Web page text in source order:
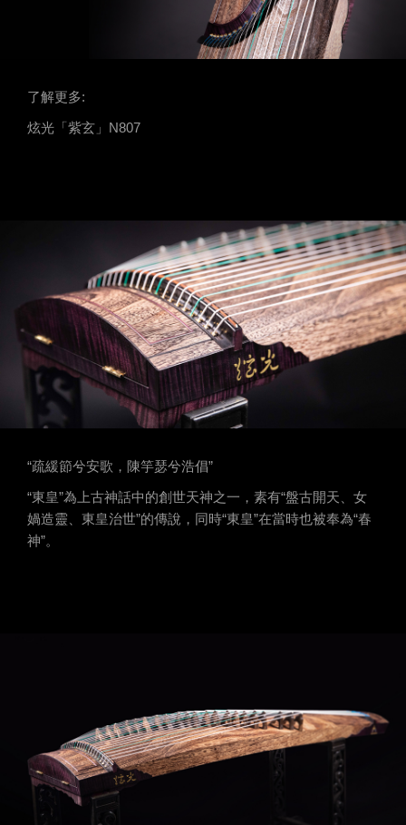
了解更多:
炫光「紫玄」N807
“疏緩節兮安歌，陳竽瑟兮浩倡”
“東皇”為上古神話中的創世天神之一，素有“盤古開天、女
媧造靈、東皇治世”的傳說，同時“東皇”在當時也被奉為“春
神”。